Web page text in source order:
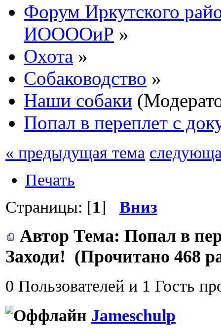
Форум Иркутского
ИООООиР »
Охота »
Собаководство »
Наши собаки
Попал в переплет с
« предыдущая тема
Печать
Страницы: [1] Вниз
Автор Тема: Попал в
Заходи! (Прочитано 468
0 Пользователей и 1 Гость
Jameschulp